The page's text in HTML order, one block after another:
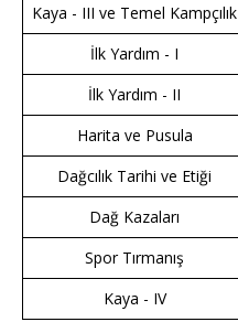
Kaya - III ve Temel Kampçılık
İlk Yardım - I
İlk Yardım - II
Harita ve Pusula
Dağcılık Tarihi ve Etiği
Dağ Kazaları
Spor Tırmanış
Kaya - IV